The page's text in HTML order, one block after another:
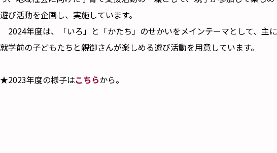
遊び活動を企画し、実施しています。
2024年度は、「いろ」と「かたち」のせかいをメインテーマとして、主に
就学前の子どもたちと親御さんが楽しめる遊び活動を用意しています。
★2023年度の様子はこちらから。